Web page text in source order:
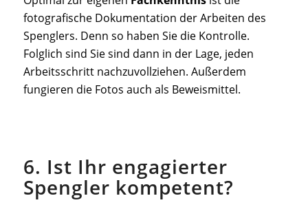
fotografische Dokumentation der Arbeiten des
Spenglers. Denn so haben Sie die Kontrolle.
Folglich sind Sie sind dann in der Lage, jeden
Arbeitsschritt nachzuvollziehen. Außerdem
fungieren die Fotos auch als Beweismittel.
6. Ist Ihr engagierter
Spengler kompetent?